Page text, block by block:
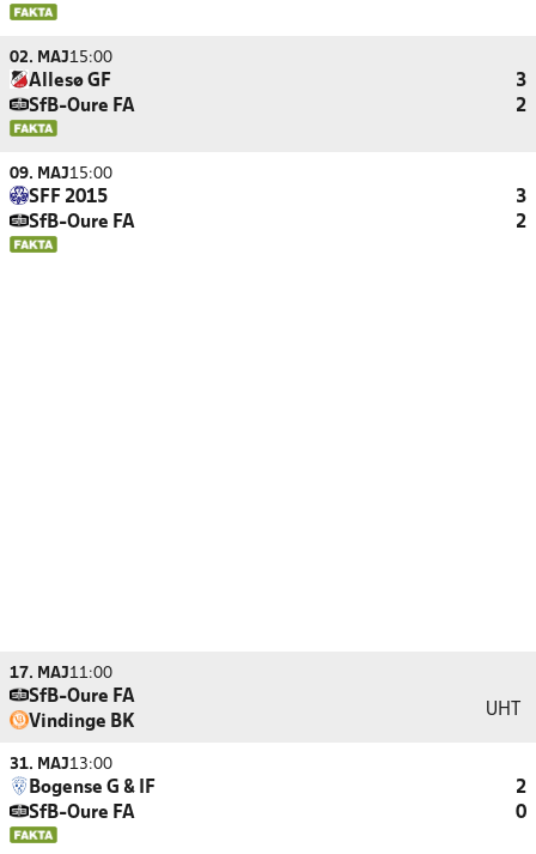
02. MAJ15:00
Allesø GF
3
SfB-Oure FA
2
09. MAJ15:00
SFF 2015
3
SfB-Oure FA
2
17. MAJ11:00
SfB-Oure FA
Vindinge BK
UHT
31. MAJ13:00
Bogense G & IF
2
SfB-Oure FA
0